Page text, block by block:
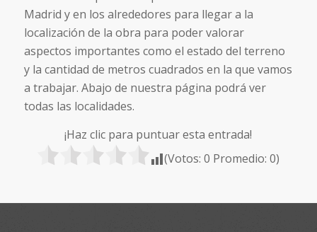
Madrid y en los alrededores para llegar a la
localización de la obra para poder valorar
aspectos importantes como el estado del terreno
y la cantidad de metros cuadrados en la que vamos
a trabajar. Abajo de nuestra página podrá ver
todas las localidades.
¡Haz clic para puntuar esta entrada!
(Votos:0 Promedio:0)